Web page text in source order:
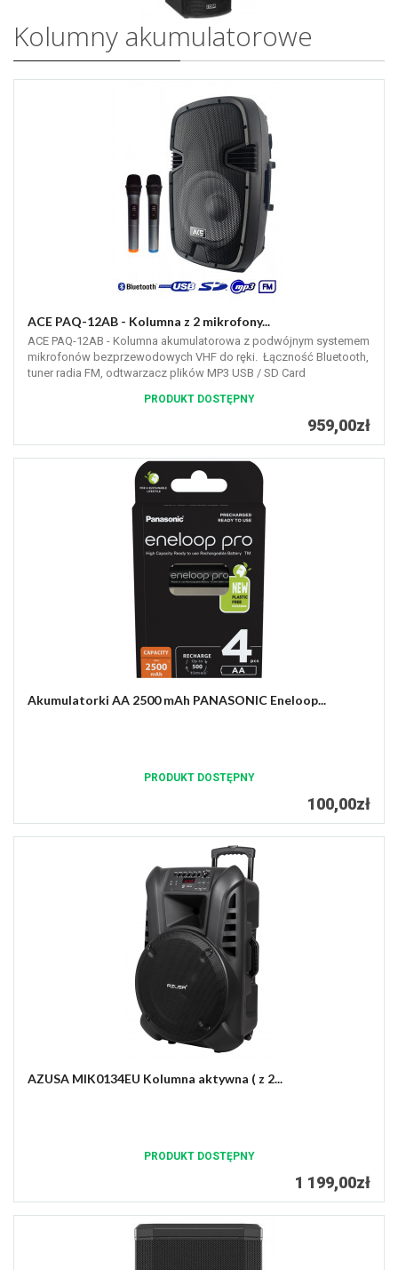
Kolumny akumulatorowe
ACE PAQ-12AB - Kolumna z 2 mikrofony...
ACE PAQ-12AB - Kolumna akumulatorowa z podwójnym systemem
mikrofonów bezprzewodowych VHF do ręki. Łączność Bluetooth,
tuner radia FM, odtwarzacz plików MP3 USB / SD Card
PRODUKT DOSTĘPNY
959,00zł
Akumulatorki AA 2500 mAh PANASONIC Eneloop...
PRODUKT DOSTĘPNY
100,00zł
AZUSA MIK0134EU Kolumna aktywna ( z 2...
PRODUKT DOSTĘPNY
1 199,00zł